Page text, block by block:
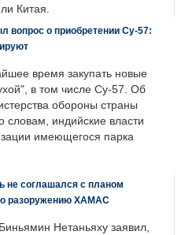
Китая.
вопрос о приобретении Су-57:
время закупать новые
в том числе Су-57. Об
обороны страны
индийские власти
имеющегося парка
не соглашался с планом
разоружению ХАМАС
Нетаньяху заявил,